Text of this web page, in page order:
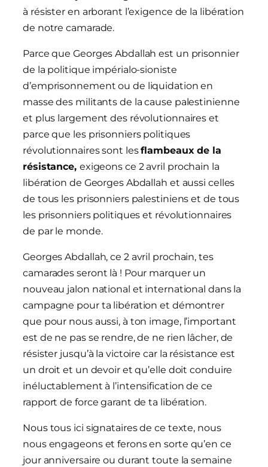
à résister en arborant l’exigence de la libération
de notre camarade.
Parce que Georges Abdallah est un prisonnier
de la politique impérialo-sioniste
d’emprisonnement ou de liquidation en
masse des militants de la cause palestinienne
et plus largement des révolutionnaires et
parce que les prisonniers politiques
révolutionnaires sont lesflambeaux de la
résistance, exigeons ce 2 avril prochain la
libération de Georges Abdallah et aussi celles
de tous les prisonniers palestiniens et de tous
les prisonniers politiques et révolutionnaires
de par le monde.
Georges Abdallah, ce 2 avril prochain, tes
camarades seront là ! Pour marquer un
nouveau jalon national et international dans la
campagne pour ta libération et démontrer
que pour nous aussi, à ton image, l’important
est de ne pas se rendre, de ne rien lâcher, de
résister jusqu’à la victoire car la résistance est
un droit et un devoir et qu’elle doit conduire
inéluctablement à l’intensification de ce
rapport de force garant de ta libération.
Nous tous ici signataires de ce texte, nous
nous engageons et ferons en sorte qu’en ce
jour anniversaire ou durant toute la semaine